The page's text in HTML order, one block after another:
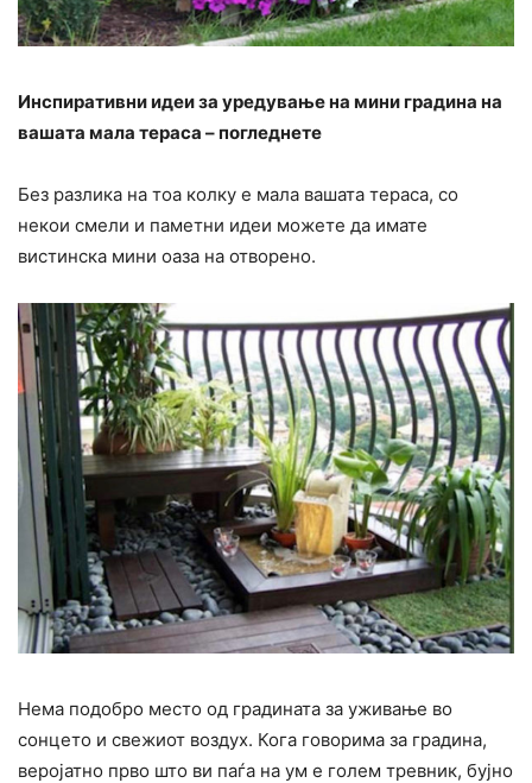
Инспиративни идеи за уредување на мини градина на
вашата мала тераса – погледнете
Без разлика на тоа колку е мала вашата тераса, со
некои смели и паметни идеи можете да имате
вистинска мини оаза на отворено.
Нема подобро место од градината за уживање во
сонцето и свежиот воздух. Кога говорима за градина,
веројатно прво што ви паѓа на ум е голем тревник, бујно